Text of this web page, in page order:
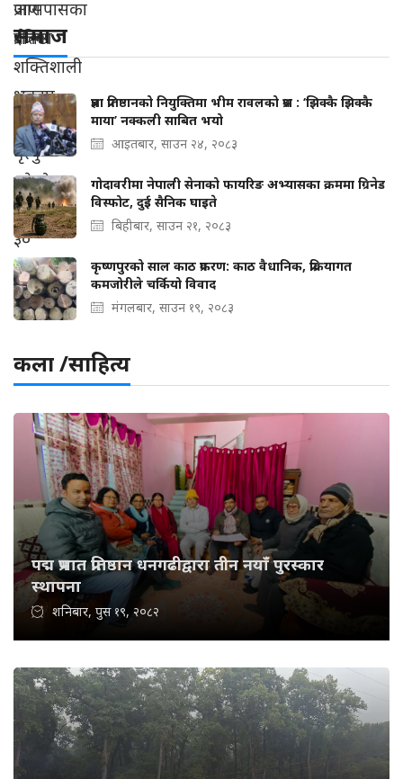
समाज
प्रज्ञा प्रतिष्ठानको नियुक्तिमा भीम रावलको प्रश्न : ‘झिक्कै झिक्कै
माया’ नक्कली साबित भयो
आइतबार, साउन २४, २०८३
गोदावरीमा नेपाली सेनाको फायरिङ अभ्यासका क्रममा ग्रिनेड
विस्फोट, दुई सैनिक घाइते
बिहीबार, साउन २१, २०८३
कृष्णपुरको साल काठ प्रकरण: काठ वैधानिक, प्रक्रियागत
कमजोरीले चर्कियो विवाद
मंगलबार, साउन १९, २०८३
कला /साहित्य
पद्म प्रभात प्रतिष्ठान धनगढीद्वारा तीन नयाँ पुरस्कार
स्थापना
शनिबार, पुस १९, २०८२